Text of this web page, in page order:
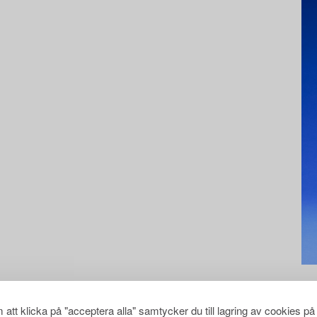
att klicka på "acceptera alla" samtycker du till lagring av cookies